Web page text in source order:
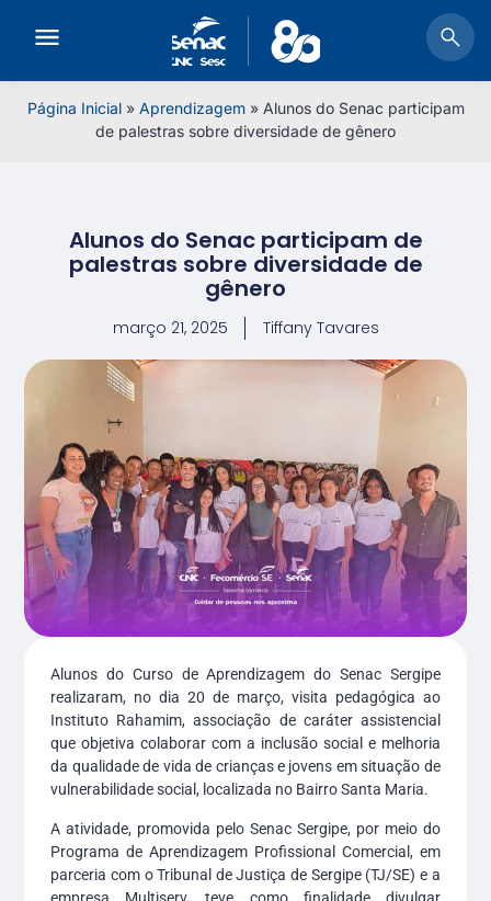
Página Inicial» Aprendizagem» Alunos do Senac participam
de palestras sobre diversidade de gênero
Alunos do Senac participam de
palestras sobre diversidade de
gênero
março 21, 2025 Tiffany Tavares
Alunos do Curso de Aprendizagem do Senac Sergipe
realizaram, no dia 20 de março, visita pedagógica ao
Instituto Rahamim, associação de caráter assistencial
que objetiva colaborar com a inclusão social e melhoria
da qualidade de vida de crianças e jovens em situação de
vulnerabilidade social, localizada no Bairro Santa Maria.
A atividade, promovida pelo Senac Sergipe, por meio do
Programa de Aprendizagem Profissional Comercial, em
parceria com o Tribunal de Justiça de Sergipe (TJ/SE) e a
empresa Multiserv, teve como finalidade divulgar